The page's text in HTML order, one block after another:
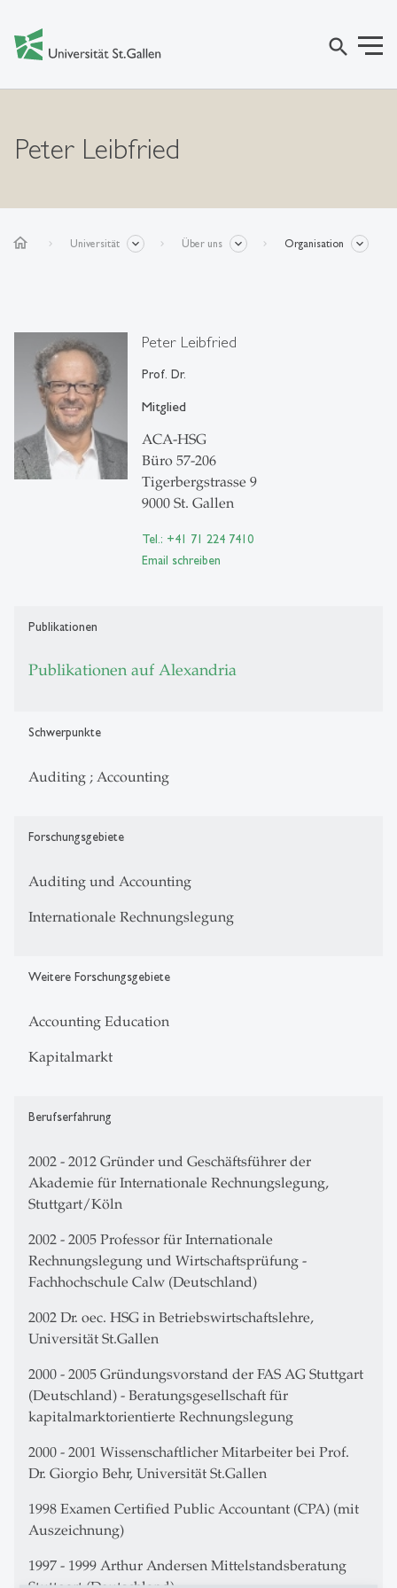
search
Peter Leibfried
home Universität Über uns Organisation
Peter Leibfried
Prof. Dr.
Mitglied
ACA-HSG
Büro 57-206
Tigerbergstrasse 9
9000 St. Gallen
Tel.: +41 71 224 7410
Email schreiben
Publikationen
Publikationen auf Alexandria
Schwerpunkte
Auditing ; Accounting
Forschungsgebiete
Auditing und Accounting
Internationale Rechnungslegung
Weitere Forschungsgebiete
Accounting Education
Kapitalmarkt
Berufserfahrung
2002 - 2012 Gründer und Geschäftsführer der
Akademie für Internationale Rechnungslegung,
Stuttgart/Köln
2002 - 2005 Professor für Internationale
Rechnungslegung und Wirtschaftsprüfung -
Fachhochschule Calw (Deutschland)
2002 Dr. oec. HSG in Betriebswirtschaftslehre,
Universität St.Gallen
2000 - 2005 Gründungsvorstand der FAS AG Stuttgart
(Deutschland) - Beratungsgesellschaft für
kapitalmarktorientierte Rechnungslegung
2000 - 2001 Wissenschaftlicher Mitarbeiter bei Prof.
Dr. Giorgio Behr, Universität St.Gallen
1998 Examen Certified Public Accountant (CPA) (mit
Auszeichnung)
1997 - 1999 Arthur Andersen Mittelstandsberatung